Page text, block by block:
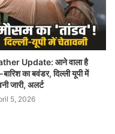
Update: आने वाला है
का बवंडर, दिल्ली यूपी में
जारी, अलर्ट
5, 2026